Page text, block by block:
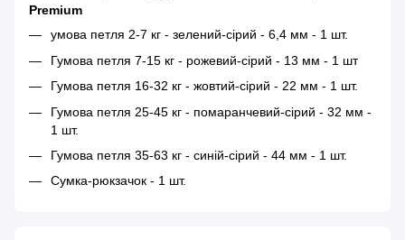
Premium
умова петля 2-7 кг - зелений-сірий - 6,4 мм - 1 шт.
Гумова петля 7-15 кг - рожевий-сірий - 13 мм - 1 шт
Гумова петля 16-32 кг - жовтий-сірий - 22 мм - 1 шт.
Гумова петля 25-45 кг - помаранчевий-сірий - 32 мм -
1 шт.
Гумова петля 35-63 кг - синій-сірий - 44 мм - 1 шт.
Сумка-рюкзачок - 1 шт.